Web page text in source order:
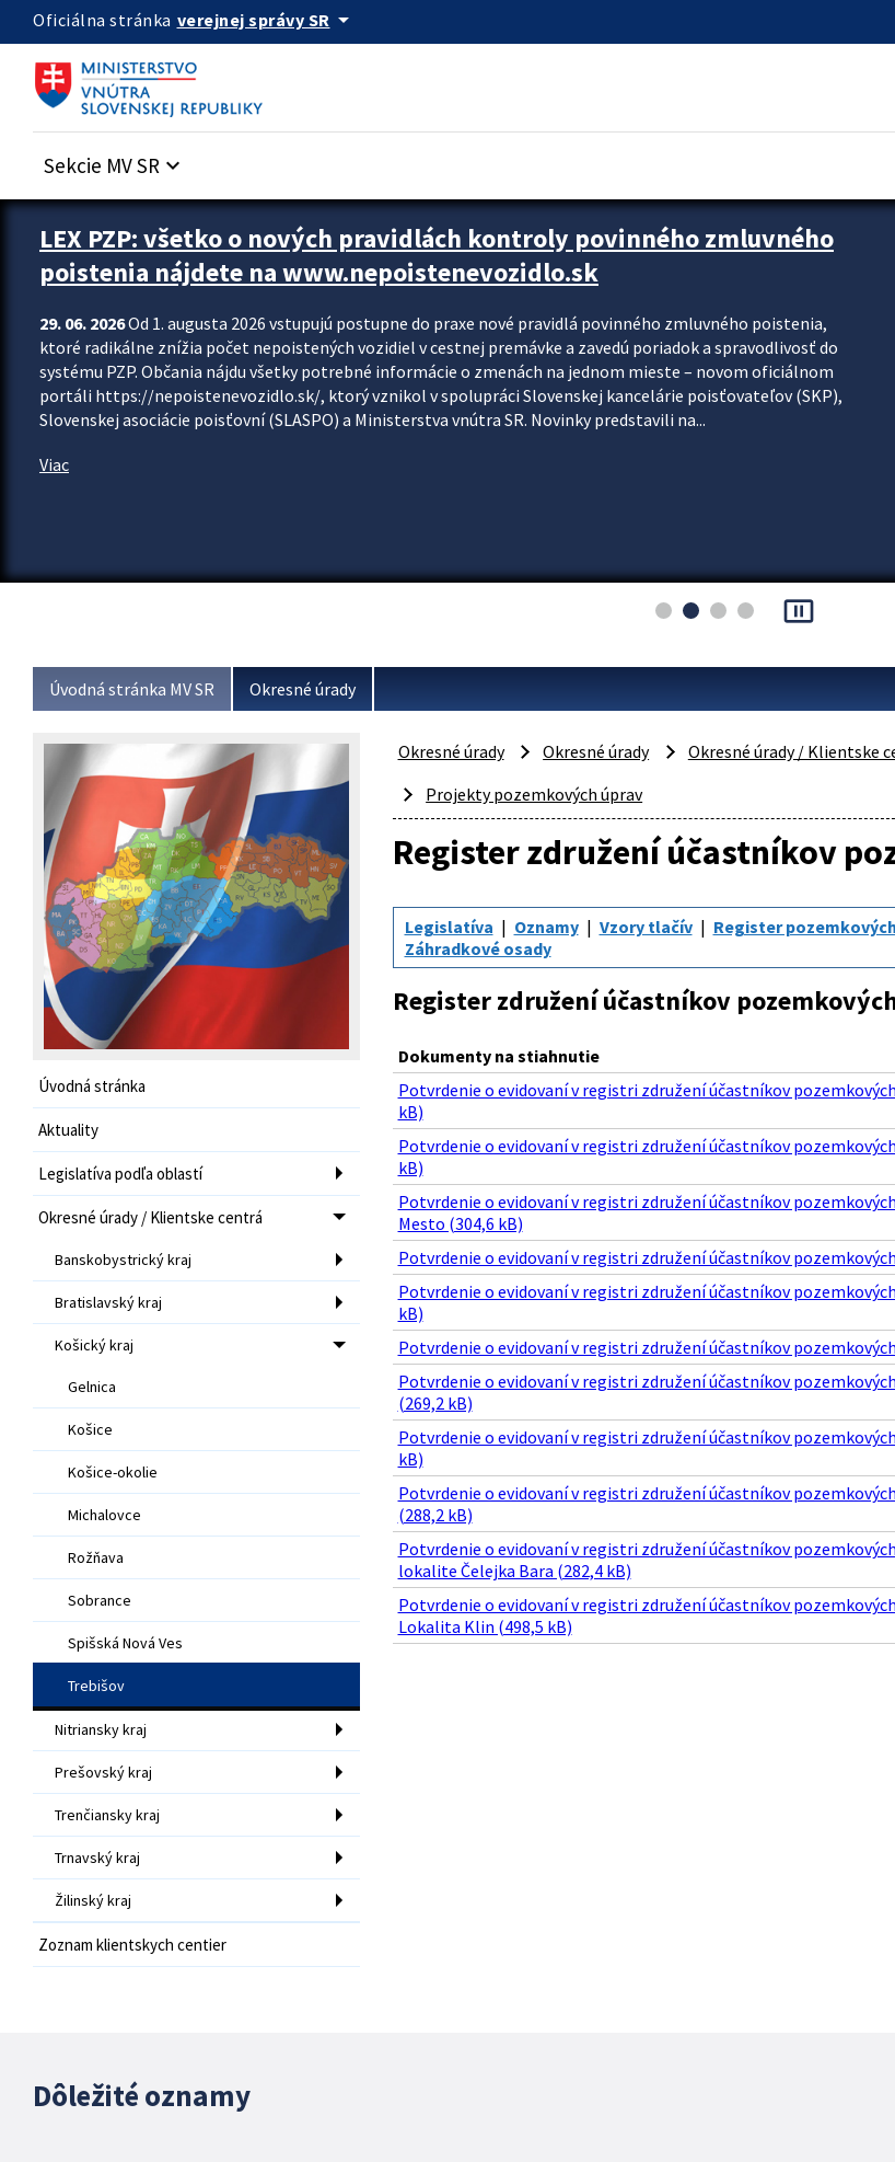
Preskocit na hlavný obsah
Oficiálna stránka verejnej správy SR arrow_drop_down
Sekcie MV SR keyboard_arrow_down
Zastavit automatický posun upútavok
LEX PZP: všetko o nových pravidlách kontroly povinného zmluvného
poistenia nájdete na www.nepoistenevozidlo.sk
29. 06. 2026Od 1. augusta 2026 vstupujú postupne do praxe nové pravidlá povinného zmluvného poistenia,
ktoré radikálne znížia počet nepoistených vozidiel v cestnej premávke a zavedú poriadok a spravodlivosť do
systému PZP. Občania nájdu všetky potrebné informácie o zmenách na jednom mieste – novom oficiálnom
portáli https://nepoistenevozidlo.sk/, ktorý vznikol v spolupráci Slovenskej kancelárie poisťovateľov (SKP),
Slovenskej asociácie poisťovní (SLASPO) a Ministerstva vnútra SR. Novinky predstavili na...
Viac
pause_presentation
Úvodná stránka MV SR Okresné úrady
Úvodná stránka
Aktuality
Legislatíva podľa oblastí
Okresné úrady / Klientske centrá
Banskobystrický kraj
Bratislavský kraj
Košický kraj
Gelnica
Košice
Košice-okolie
Michalovce
Rožňava
Sobrance
Spišská Nová Ves
Trebišov
Nitriansky kraj
Prešovský kraj
Trenčiansky kraj
Trnavský kraj
Žilinský kraj
Zoznam klientskych centier
Okresné úrady Okresné úrady Okresné úrady / Klientske
Projekty pozemkových úprav
Register združení účastníkov
Legislatíva Oznamy Vzory tlačív Register
Záhradkové osady
Register združení účastníkov
Dokumenty na stiahnutie
Potvrdenie o evidovaní v registri združení účastníkov
kB)
Potvrdenie o evidovaní v registri združení účastníkov
kB)
Potvrdenie o evidovaní v registri združení účastníkov
Mesto (304,6 kB)
Potvrdenie o evidovaní v registri združení účastníkov
Potvrdenie o evidovaní v registri združení účastníkov
kB)
Potvrdenie o evidovaní v registri združení účastníkov
Potvrdenie o evidovaní v registri združení účastníkov
(269,2 kB)
Potvrdenie o evidovaní v registri združení účastníkov
kB)
Potvrdenie o evidovaní v registri združení účastníkov
(288,2 kB)
Potvrdenie o evidovaní v registri združení účastníkov
lokalite Čelejka Bara (282,4 kB)
Potvrdenie o evidovaní v registri združení účastníkov
Lokalita Klin (498,5 kB)
Dôležité oznamy